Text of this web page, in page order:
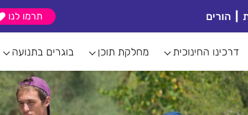
הורים תרמו לנו
דרכינו החינוכית מחלקת תוכן בוגרים בתנועה